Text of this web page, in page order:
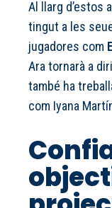
Al llarg d’estos
tingut a les
jugadores com
Ara tornarà a
també ha
com Iyana